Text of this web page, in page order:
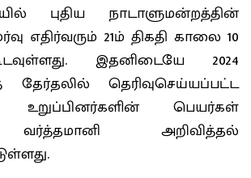
புதிய நாடாளுமன்றத்தின்
எதிர்வரும் 21ம் திகதி காலை 10
இதனிடையே 2024
தேர்தலில் தெரிவுசெய்யப்பட்ட
உறுப்பினர்களின் பெயர்கள்
அறிவித்தல்